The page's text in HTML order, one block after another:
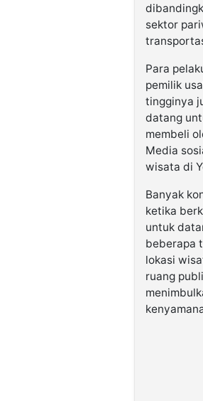
sektor
Para
pemilik
tingginya
datang
membeli
Media
wisata di
Banyak
ketika
untuk
beberapa
lokasi
ruang